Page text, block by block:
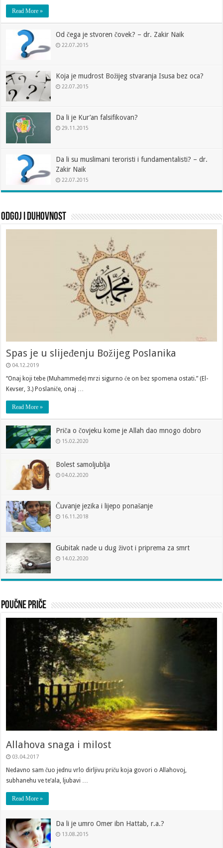
Read More »
Od čega je stvoren čovek? – dr. Zakir Naik
22.07.2015
Koja je mudrost Božijeg stvaranja Isusa bez oca?
22.07.2015
Da li je Kur’an falsifikovan?
29.11.2015
Da li su muslimani teroristi i fundamentalisti? – dr.
Zakir Naik
22.07.2015
Odgoj i duhovnost
Spas je u slijeđenju Božijeg Poslanika
04.12.2019
“Onaj koji tebe (Muhammede) mrzi sigurno će on bez spomena ostati.” (El-
Kevser, 3.) Poslaniče, onaj …
Read More »
Priča o čovjeku kome je Allah dao mnogo dobro
15.02.2020
Bolest samoljublja
04.02.2020
Čuvanje jezika i lijepo ponašanje
16.11.2018
Gubitak nade u dug život i priprema za smrt
14.02.2020
Poučne priče
Allahova snaga i milost
03.04.2017
Nedavno sam čuo jednu vrlo dirljivu priču koja govori o Allahovoj,
subhanehu ve te‘ala, ljubavi …
Read More »
Da li je umro Omer ibn Hattab, r.a.?
13.08.2015